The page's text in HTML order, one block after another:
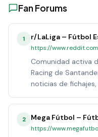
Fan Forums
1 r/LaLiga – Fútbol
https://
Comunidad activa
Racing de
noticias de
2 Mega Fútbol –
https://